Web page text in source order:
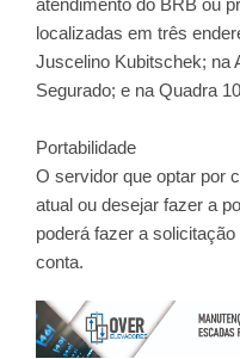
atendimento do BRB ou
localizadas em três
Juscelino Kubitschek; na
Segurado; e na Quadra
Portabilidade
O servidor que optar por
atual ou desejar fazer a
poderá fazer a
conta.